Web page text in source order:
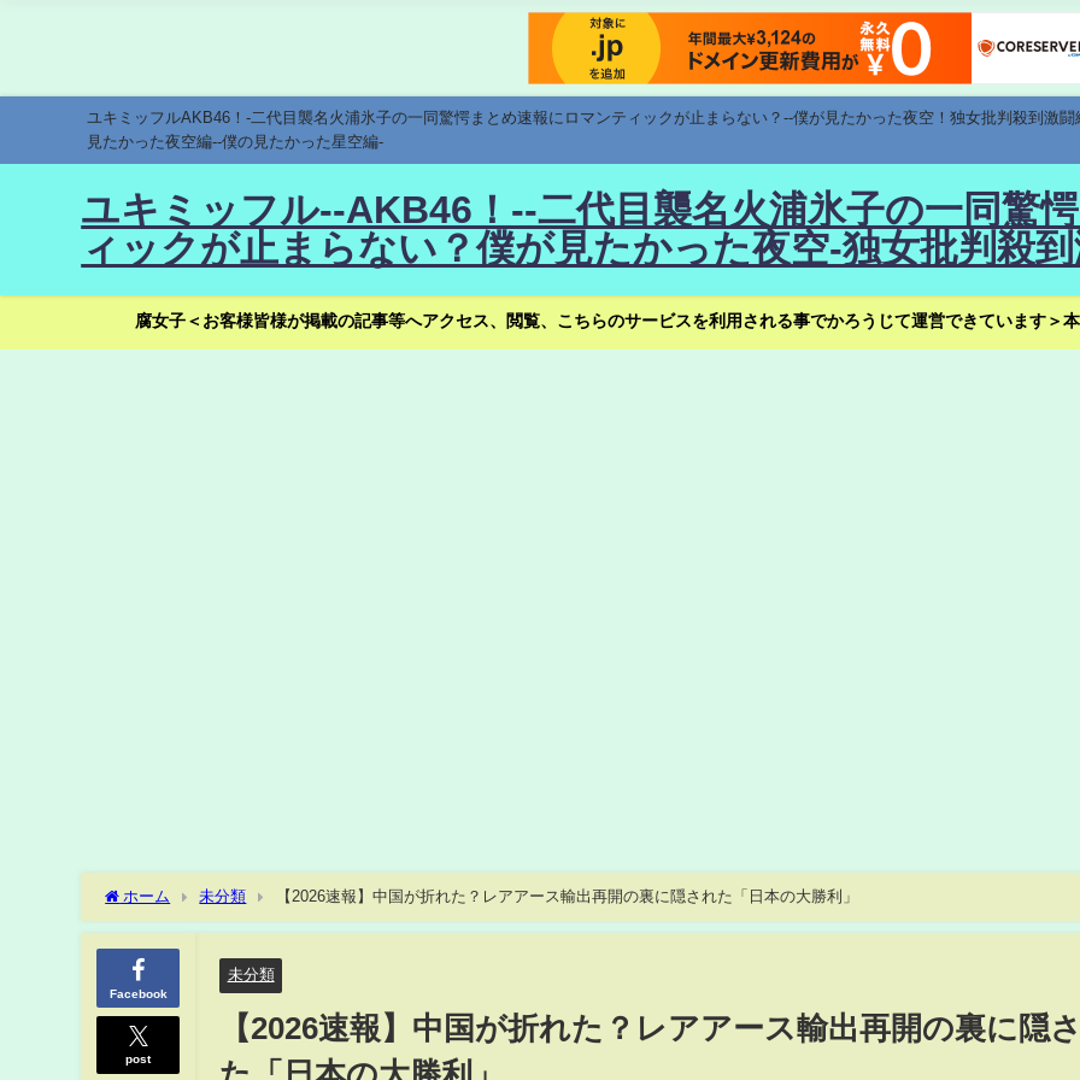
ユキミッフルAKB46！-二代目襲名火浦氷子の一同驚愕まとめ速報にロマンティックが止まらない？--僕が見たかった夜空！独女批判殺到激
見たかった夜空編--僕の見たかった星空編-
ユキミッフル--AKB46！--二代目襲名火浦氷子の一同驚
ィックが止まらない？僕が見たかった夜空-独女批判殺
腐女子＜お客様皆様が掲載の記事等へアクセス、閲覧、こちらのサービスを利用される事でかろうじて運営できています＞
ホーム 未分類 【2026速報】中国が折れた？レアアース輸出再開の裏に隠された「日本の大勝利」
Facebook
post
未分類
【2026速報】中国が折れた？レアアース輸出再開の裏に隠